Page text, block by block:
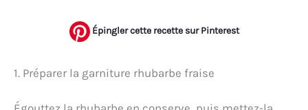
Épingler cette recette sur Pinterest
1. Préparer la garniture rhubarbe fraise